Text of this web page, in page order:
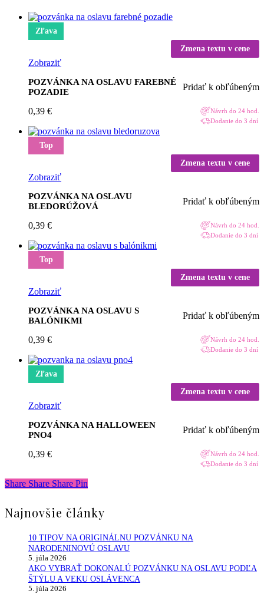
Zľava
Zmena textu v cene
Zobraziť
POZVÁNKA NA OSLAVU FAREBNÉ
POZADIE
Pridať k obľúbeným
0,39 €
Návrh do 24 hod.
Dodanie do 3 dní
Top
Zmena textu v cene
Zobraziť
POZVÁNKA NA OSLAVU
BLEDORÚŽOVÁ
Pridať k obľúbeným
0,39 €
Návrh do 24 hod.
Dodanie do 3 dní
Top
Zmena textu v cene
Zobraziť
POZVÁNKA NA OSLAVU S
BALÓNIKMI
Pridať k obľúbeným
0,39 €
Návrh do 24 hod.
Dodanie do 3 dní
Zľava
Zmena textu v cene
Zobraziť
POZVÁNKA NA HALLOWEEN
PNO4
Pridať k obľúbeným
0,39 €
Návrh do 24 hod.
Dodanie do 3 dní
Share
Share Share Share Pin
Najnovšie články
10 TIPOV NA ORIGINÁLNU POZVÁNKU NA
NARODENINOVÚ OSLAVU
5. júla 2026
AKO VYBRAŤ DOKONALÚ POZVÁNKU NA OSLAVU PODĽA
ŠTÝLU A VEKU OSLÁVENCA
5. júla 2026